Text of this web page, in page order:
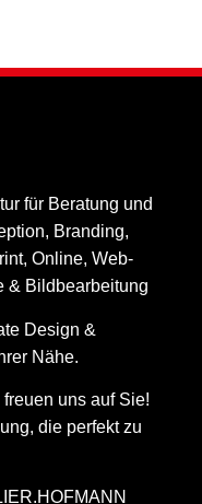
für Beratung und
Branding,
Online, Web­
& Bildbear­bei­tung
Design &
Nähe.
uns auf Sie!
die perfekt zu